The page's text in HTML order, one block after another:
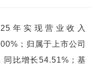
年实现营业收入
；归属于上市公司
同比增长54.51%；基